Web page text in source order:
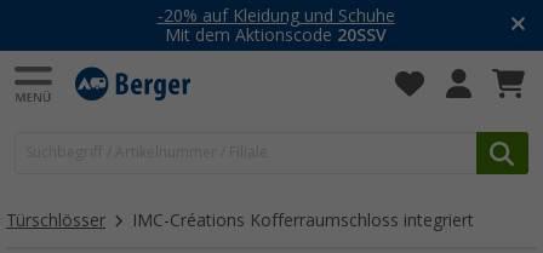
-20% auf Kleidung und Schuhe
Mit dem Aktionscode 20SSV
Türschlösser IMC-Créations Kofferraumschloss integriert